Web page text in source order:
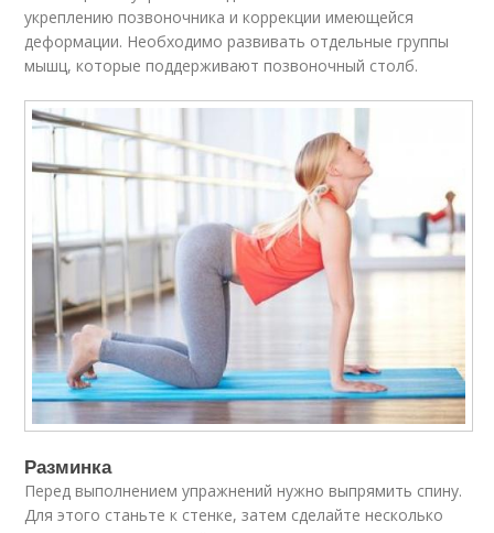
укреплению позвоночника и коррекции имеющейся
деформации. Необходимо развивать отдельные группы
мышц, которые поддерживают позвоночный столб.
Разминка
Перед выполнением упражнений нужно выпрямить спину.
Для этого станьте к стенке, затем сделайте несколько